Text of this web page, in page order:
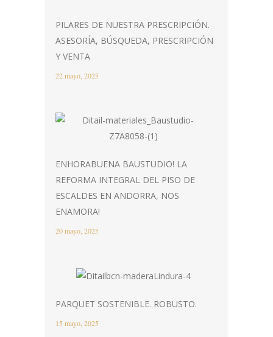
PILARES DE NUESTRA PRESCRIPCIÓN.
ASESORÍA, BÚSQUEDA, PRESCRIPCIÓN
Y VENTA
22 mayo, 2025
ENHORABUENA BAUSTUDIO! LA
REFORMA INTEGRAL DEL PISO DE
ESCALDES EN ANDORRA, NOS
ENAMORA!
20 mayo, 2025
PARQUET SOSTENIBLE. ROBUSTO.
15 mayo, 2025